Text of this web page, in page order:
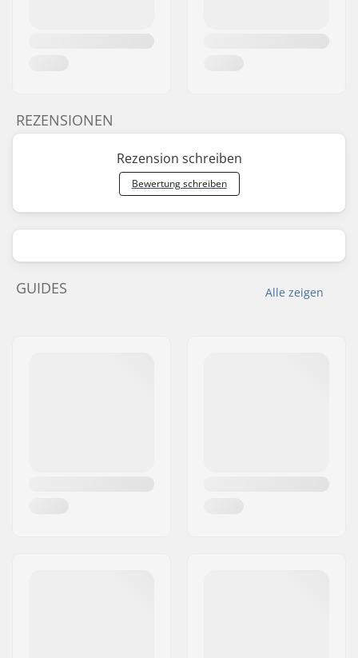
REZENSIONEN
Rezension schreiben
Bewertung schreiben
Alle zeigen
GUIDES